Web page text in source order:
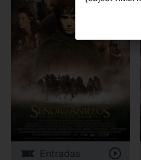
Entradas